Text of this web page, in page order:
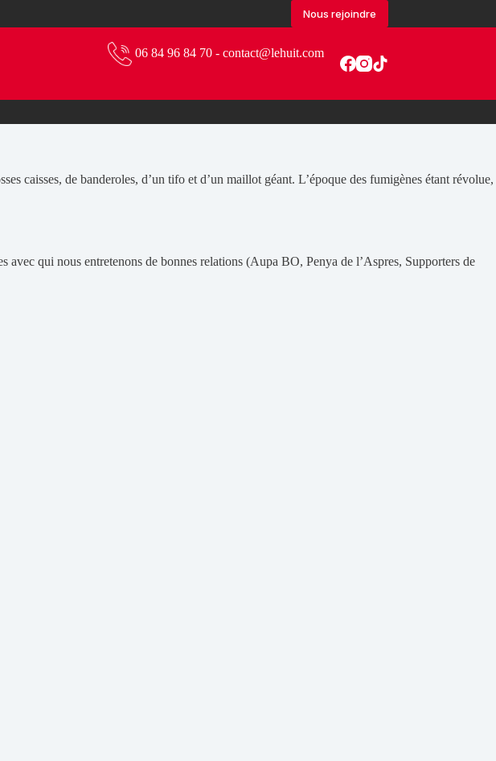
Nous rejoindre
06 84 96 84 70 - contact@lehuit.com
caisses, de banderoles, d’un tifo et d’un maillot géant. L’époque des fumigènes étant révolue,
avec qui nous entretenons de bonnes relations (Aupa BO, Penya de l’Aspres, Supporters de